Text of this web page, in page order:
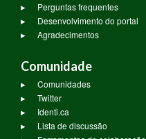
Perguntas frequentes
Desenvolvimento do portal
Agradecimentos
Comunidade
Comunidades
Twitter
Identi.ca
Lista de discussão